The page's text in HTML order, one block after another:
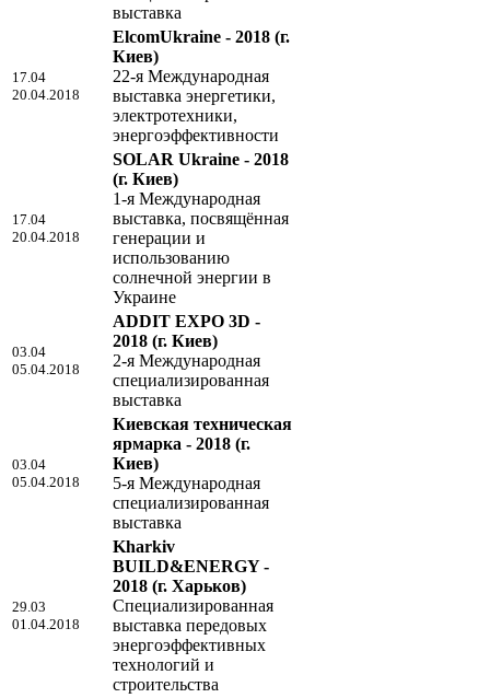
выставка
17.04
20.04.2018
ElcomUkraine - 2018 (г.
Киев)
22-я Международная
выставка энергетики,
электротехники,
энергоэффективности
17.04
20.04.2018
SOLAR Ukraine - 2018
(г. Киев)
1-я Международная
выставка, посвящённая
генерации и
использованию
солнечной энергии в
Украине
03.04
05.04.2018
ADDIT EXPO 3D -
2018 (г. Киев)
2-я Международная
специализированная
выставка
03.04
05.04.2018
Киевская техническая
ярмарка - 2018 (г.
Киев)
5-я Международная
специализированная
выставка
29.03
01.04.2018
Kharkiv
BUILD&ENERGY -
2018 (г. Харьков)
Специализированная
выставка передовых
энергоэффективных
технологий и
строительства